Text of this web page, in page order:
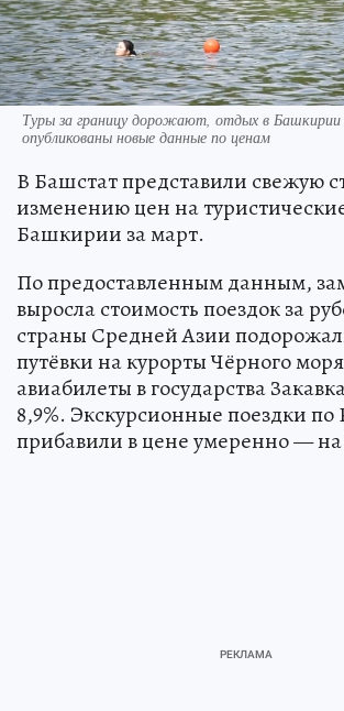
Туры за границу дорожают, отдых в
опубликованы новые данные по ценам
В Башстат представили свежую
изменению цен на
Башкирии за март.
По предоставленным данным,
выросла стоимость поездок за
страны Средней Азии
путёвки на курорты Чёрного
авиабилеты в государства
8,9%. Экскурсионные поездки по
прибавили в цене умеренно — на